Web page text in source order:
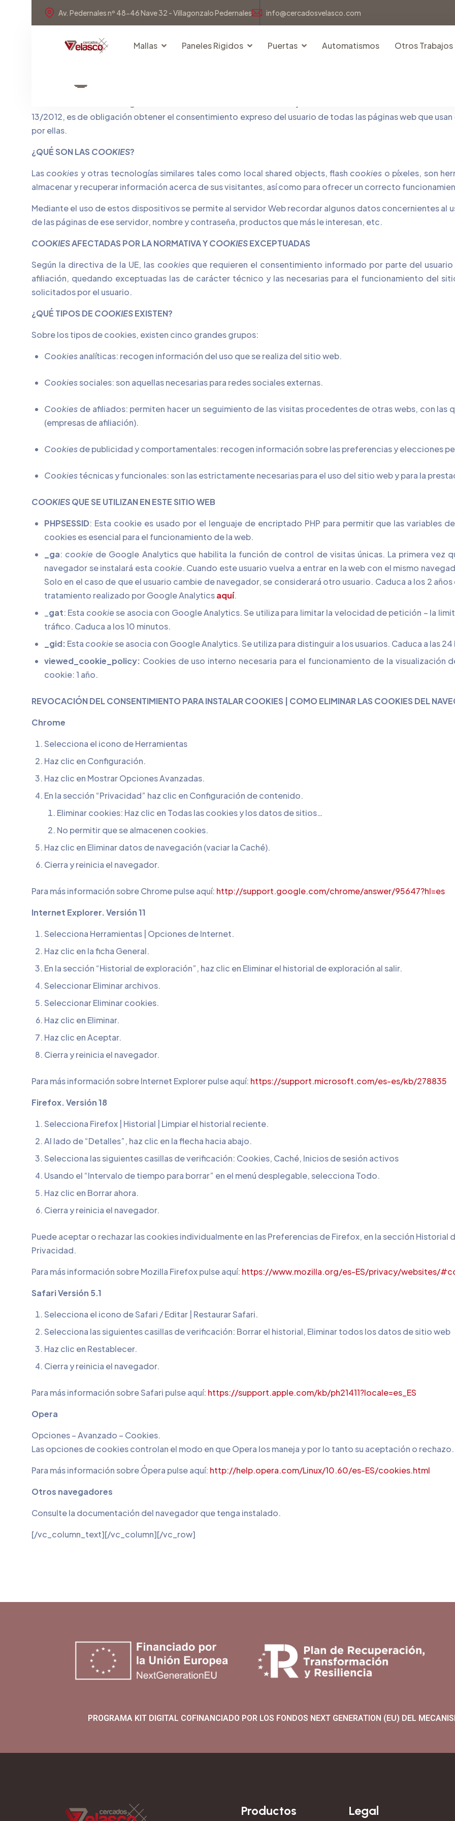
Av. Pedernales nº 48-46 Nave 32 - Villagonzalo Pedernales info@cercadosvelasco.com
Mallas Paneles Rigidos Puertas Automatismos Otros Trabajos
13/2012, es de obligación obtener el consentimiento expreso del usuario de todas las páginas web que usan
por ellas.
¿QUÉ SON LAS COOKIES?
Lascookies y otras tecnologías similares tales como local shared objects, flashcookies o píxeles, son
almacenar y recuperar información acerca de sus visitantes, así como para ofrecer un correcto
Mediante el uso de estos dispositivos se permite al servidor Web recordar algunos datos concernientes al
de las páginas de ese servidor, nombre y contraseña, productos que más le interesan, etc.
COOKIESAFECTADAS POR LA NORMATIVA YCOOKIESEXCEPTUADAS
Según la directiva de la UE, las cookies que requieren el consentimiento informado por parte del
afiliación, quedando exceptuadas las de carácter técnico y las necesarias para el funcionamiento del
solicitados por el usuario.
¿QUÉ TIPOS DE COOKIESEXISTEN?
Sobre los tipos de cookies, existen cinco grandes grupos:
Cookiesanalíticas: recogen información del uso que se realiza del sitio web.
Cookiessociales: son aquellas necesarias para redes sociales externas.
Cookies de afiliados: permiten hacer un seguimiento de las visitas procedentes de otras webs, con
(empresas de afiliación).
Cookiesde publicidad y comportamentales: recogen información sobre las preferencias y elecciones
Cookiestécnicas y funcionales: son las estrictamente necesarias para el uso del sitio web y para la
COOKIESQUE SE UTILIZAN EN ESTE SITIO WEB
PHPSESSID: Esta cookie es usado por el lenguaje de encriptado PHP para permitir que las variables
cookies es esencial para el funcionamiento de la web.
_ga:cookie de Google Analytics que habilita la función de control de visitas únicas. La primera vez
navegador se instalará esta cookie. Cuando este usuario vuelva a entrar en la web con el mismo
Solo en el caso de que el usuario cambie de navegador, se considerará otro usuario. Caduca a los 2
tratamiento realizado por Google Analyticsaquí.
gat: Esta cookiese asocia con Google Analytics. Se utiliza para limitar la velocidad de petición – la
tráfico. Caduca a los 10 minutos.
_gid: Estacookiese asocia con Google Analytics. Se utiliza para distinguir a los usuarios. Caduca a las 24
viewed_cookie_policy: Cookies de uso interno necesaria para el funcionamiento de la visualización
cookie: 1 año.
REVOCACIÓN DEL CONSENTIMIENTO PARA INSTALAR COOKIES | COMO ELIMINAR LAS COOKIES DEL
Chrome
Selecciona el icono de Herramientas
Haz clic en Configuración.
Haz clic en Mostrar Opciones Avanzadas.
En la sección “Privacidad” haz clic en Configuración de contenido.
Eliminar cookies: Haz clic en Todas las cookies y los datos de sitios…
No permitir que se almacenen cookies.
Haz clic en Eliminar datos de navegación (vaciar la Caché).
Cierra y reinicia el navegador.
Para más información sobre Chrome pulse aquí: http://support.google.com/chrome/answer/95647?hl=es
Internet Explorer. Versión 11
Selecciona Herramientas | Opciones de Internet.
Haz clic en la ficha General.
En la sección “Historial de exploración”, haz clic en Eliminar el historial de exploración al salir.
Seleccionar Eliminar archivos.
Seleccionar Eliminar cookies.
Haz clic en Eliminar.
Haz clic en Aceptar.
Cierra y reinicia el navegador.
Para más información sobre Internet Explorer pulse aquí: https://support.microsoft.com/es-es/kb/278835
Firefox. Versión 18
Selecciona Firefox | Historial | Limpiar el historial reciente.
Al lado de “Detalles”, haz clic en la flecha hacia abajo.
Selecciona las siguientes casillas de verificación: Cookies, Caché, Inicios de sesión activos
Usando el “Intervalo de tiempo para borrar” en el menú desplegable, selecciona Todo.
Haz clic en Borrar ahora.
Cierra y reinicia el navegador.
Puede aceptar o rechazar las cookies individualmente en las Preferencias de Firefox, en la sección Historial
Privacidad.
Para más información sobre Mozilla Firefox pulse aquí: https://www.mozilla.org/es-ES/privacy/websites/
Safari Versión 5.1
Selecciona el icono de Safari / Editar | Restaurar Safari.
Selecciona las siguientes casillas de verificación: Borrar el historial, Eliminar todos los datos de sitio web
Haz clic en Restablecer.
Cierra y reinicia el navegador.
Para más información sobre Safari pulse aquí: https://support.apple.com/kb/ph21411?locale=es_ES
Opera
Opciones – Avanzado – Cookies.
Las opciones de cookies controlan el modo en que Opera los maneja y por lo tanto su aceptación o rechazo.
Para más información sobre Ópera pulse aquí: http://help.opera.com/Linux/10.60/es-ES/cookies.html
Otros navegadores
Consulte la documentación del navegador que tenga instalado.
[/vc_column_text][/vc_column][/vc_row]
PROGRAMA KIT DIGITAL COFINANCIADO POR LOS FONDOS NEXT GENERATION (EU) DEL
Productos Legal